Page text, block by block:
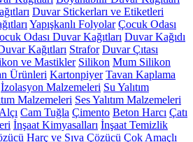
Duvar Stickerları ve Etiketleri
Yapışkanlı Folyolar Çocuk Odası
Odası Duvar Kağıtları Duvar Kağıdı
Kağıtları Strafor Duvar Çıtası
ve Mastikler Silikon Mum Silikon
Ürünleri Kartonpiyer Tavan Kaplama
İzolasyon Malzemeleri Su Yalıtım
Malzemeleri Ses Yalıtım Malzemeleri
Alçı Cam Tuğla Çimento Beton Harcı Çatı
İnşaat Kimyasalları İnşaat Temizlik
Harç ve Sıva Çözücü Çok Amaçlı